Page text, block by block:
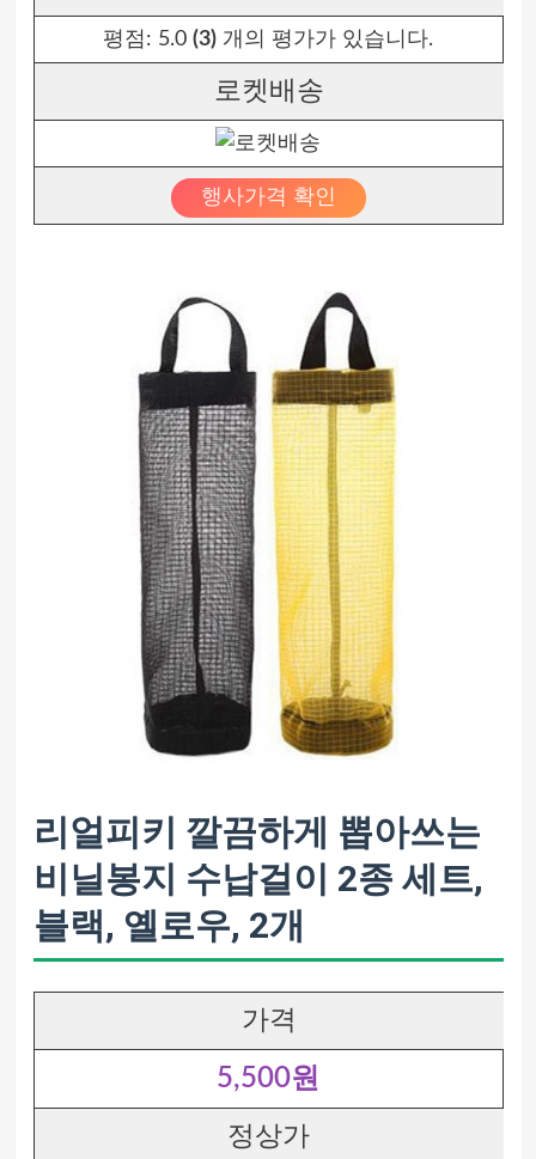
평점: 5.0 (3) 개의 평가가 있습니다.
로켓배송
행사가격 확인
리얼피키 깔끔하게 뽑아쓰는
비닐봉지 수납걸이 2종 세트,
블랙, 옐로우, 2개
가격
5,500원
정상가